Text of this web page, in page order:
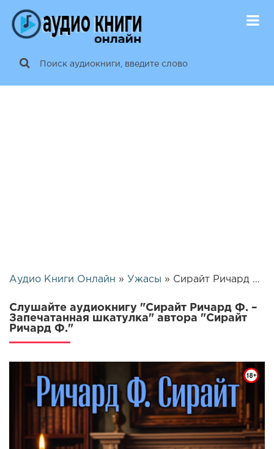
Аудио Книги Онлайн » Ужасы » Сирайт Ричард Ф. – Запечатанная шкатулка | 25796
Слушайте аудиокнигу "Сирайт Ричард Ф. –
Запечатанная шкатулка" автора "Сирайт
Ричард Ф."